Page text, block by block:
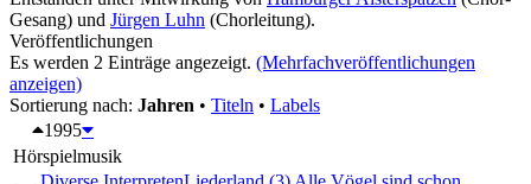
Gesang) und Jürgen Luhn (Chorleitung).
Veröffentlichungen
Es werden 2 Einträge angezeigt. (Mehrfachveröffentlichungen
anzeigen)
Sortierung nach: Jahren • Titeln • Labels
1995
Hörspielmusik